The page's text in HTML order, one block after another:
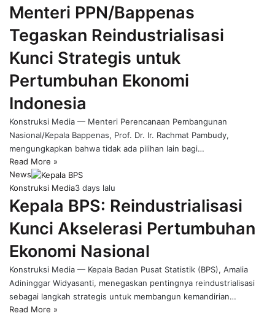
Menteri PPN/Bappenas
Tegaskan Reindustrialisasi
Kunci Strategis untuk
Pertumbuhan Ekonomi
Indonesia
Konstruksi Media — Menteri Perencanaan Pembangunan
Nasional/Kepala Bappenas, Prof. Dr. Ir. Rachmat Pambudy,
mengungkapkan bahwa tidak ada pilihan lain bagi…
Read More »
News
Konstruksi Media3 days lalu
Kepala BPS: Reindustrialisasi
Kunci Akselerasi Pertumbuhan
Ekonomi Nasional
Konstruksi Media — Kepala Badan Pusat Statistik (BPS), Amalia
Adininggar Widyasanti, menegaskan pentingnya reindustrialisasi
sebagai langkah strategis untuk membangun kemandirian…
Read More »